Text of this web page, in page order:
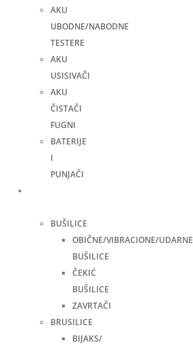
AKU
UBODNE/NABODNE
TESTERE
AKU
USISIVAČI
AKU
ČISTAČI
FUGNI
BATERIJE
I
PUNJAČI
BUŠILICE
OBIČNE/VIBRACIONE/UDARNE
BUŠILICE
ČEKIĆ
BUŠILICE
ZAVRTAČI
BRUSILICE
BIJAKS/